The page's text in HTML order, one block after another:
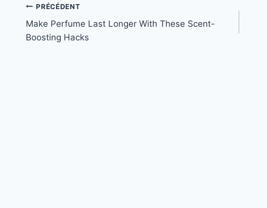
Navigation
de
PRÉCÉDENT
Make Perfume Last Longer With These Scent-
Boosting Hacks